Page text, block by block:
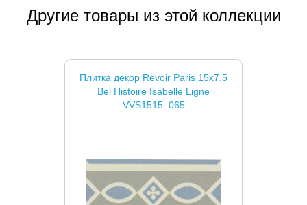
Другие товары из этой коллекции
Плитка декор Revoir Paris 15x7.5
Bel Histoire Isabelle Ligne
VVS1515_065